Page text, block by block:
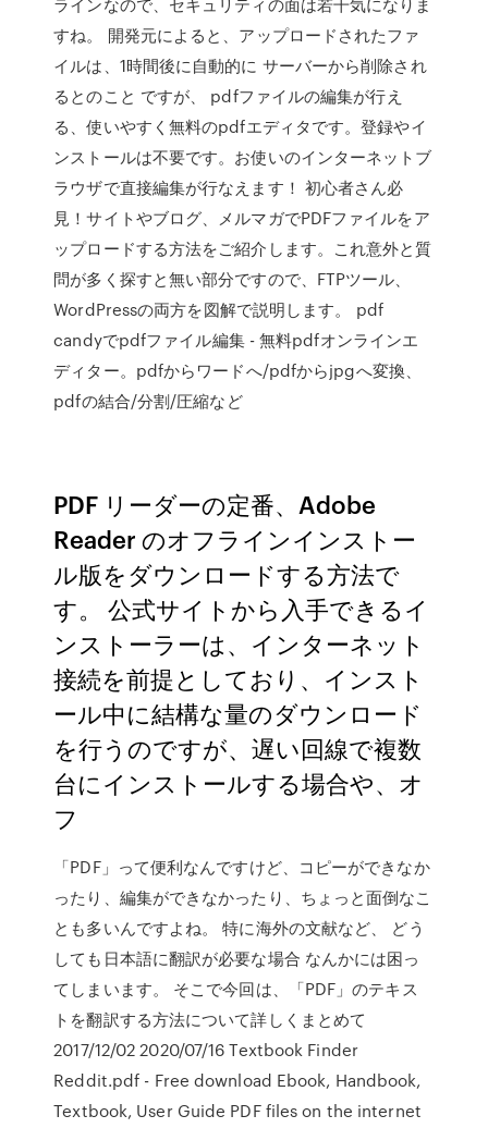
すね。 開発元によると、アップロードされたファ
イルは、1時間後に自動的に サーバーから削除され
るとのこと ですが、 pdfファイルの編集が行え
る、使いやすく無料のpdfエディタです。登録やイ
ンストールは不要です。お使いのインターネットブ
ラウザで直接編集が行なえます！ 初心者さん必
見！サイトやブログ、メルマガでPDFファイルをア
ップロードする方法をご紹介します。これ意外と質
問が多く探すと無い部分ですので、FTPツール、
WordPressの両方を図解で説明します。 pdf
candyでpdfファイル編集 - 無料pdfオンラインエ
ディター。pdfからワードへ/pdfからjpgへ変換、
pdfの結合/分割/圧縮など
PDF リーダーの定番、Adobe
Reader のオフラインインストー
ル版をダウンロードする方法で
す。 公式サイトから入手できるイ
ンストーラーは、インターネット
接続を前提としており、インスト
ール中に結構な量のダウンロード
を行うのですが、遅い回線で複数
台にインストールする場合や、オ
フ
「PDF」って便利なんですけど、コピーができなか
ったり、編集ができなかったり、ちょっと面倒なこ
とも多いんですよね。 特に海外の文献など、 どう
しても日本語に翻訳が必要な場合 なんかには困っ
てしまいます。 そこで今回は、「PDF」のテキス
トを翻訳する方法について詳しくまとめて
2017/12/02 2020/07/16 Textbook Finder
Reddit.pdf - Free download Ebook, Handbook,
Textbook, User Guide PDF files on the internet